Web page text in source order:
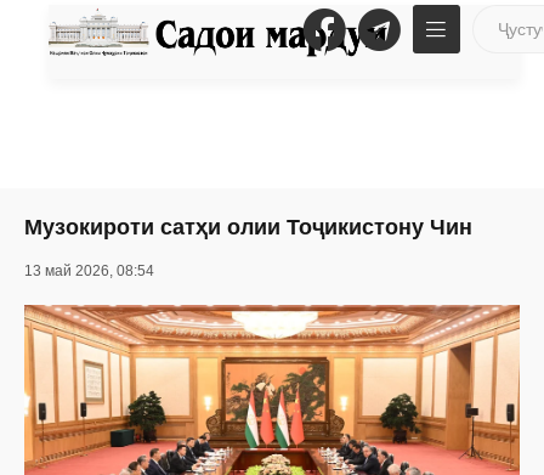
Музокироти сатҳи олии Тоҷикистону Чин
13 май 2026, 08:54